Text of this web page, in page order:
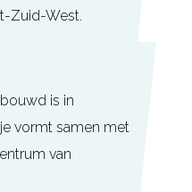
Zuid-West.
is in
vormt samen met
van